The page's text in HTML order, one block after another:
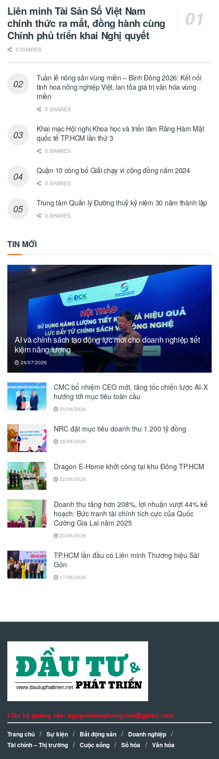
Liên minh Tài Sản Số Việt Nam
chính thức ra mắt, đồng hành cùng
Chính phủ triển khai Nghị quyết
0 SHARES
Tuần lễ nông sản vùng miền – Bình Đông 2026: Kết nối
tinh hoa nông nghiệp Việt, lan tỏa giá trị văn hóa vùng
miền
0 SHARES
Khai mạc Hội nghị Khoa học và triển lãm Răng Hàm Mặt
quốc tế TP.HCM lần thứ 3
0 SHARES
Quận 10 công bố Giải chạy vì cộng đồng năm 2024
0 SHARES
Trung tâm Quản lý Đường thuỷ kỷ niệm 30 năm thành lập
0 SHARES
TIN MỚI
AI và chính sách tạo động lực mới cho doanh nghiệp tiết
kiệm năng lượng
24/07/2026
CMC bổ nhiệm CEO mới, tăng tốc chiến lược AI-X
hướng tới mục tiêu toàn cầu
30/06/2026
NRC đặt mục tiêu doanh thu 1.200 tỷ đồng
26/06/2026
Dragon E-Home khởi công tại khu Đông TP.HCM
22/06/2026
Doanh thu tăng hơn 208%, lợi nhuận vượt 44% kế
hoạch: Bức tranh tài chính tích cực của Quốc
Cường Gia Lai năm 2025
20/06/2026
TP.HCM lần đầu có Liên minh Thương hiệu Sài
Gòn
17/06/2026
Liên hệ quảng cáo: nguyennamphongvien@gmail.com
Trang chủ Sự kiện Bất động sản
Doanh nghiệp
Tài chính – Thị trường
Cuộc sống Số hóa Văn hóa